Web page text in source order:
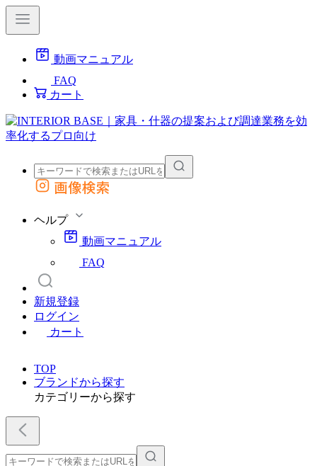
動画マニュアル
FAQ
カート
外部サイトの商品をカートに追加
画像検索
ヘルプ
動画マニュアル
FAQ
新規登録
ログイン
カート
TOP
ブランドから探す
カテゴリーから探す